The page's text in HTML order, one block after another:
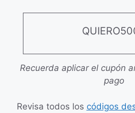
Recuerda aplicar el cupón
pago
Revisa todos los códigos